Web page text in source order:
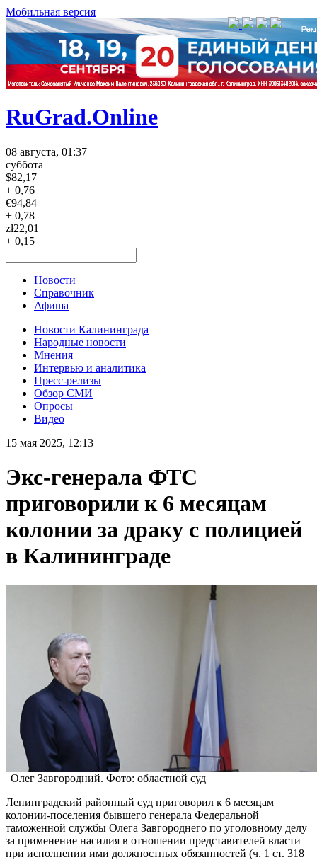
Мобильная версия
RuGrad.Online
08 августа, 01:37
суббота
$82,17
+ 0,76
€94,84
+ 0,78
zł22,01
+ 0,15
Новости
Справочник
Афиша
Новости Калининграда
Народные новости
Мнения
Интервью и аналитика
Пресс-релизы
Обзор СМИ
Опросы
Видео
15 мая 2025, 12:13
Экс-генерала ФТС
приговорили к 6 месяцам
колонии за драку с полицией
в Калининграде
Олег Завгородний. Фото: областной суд
Ленинградский районный суд приговорил к 6 месяцам
колонии-поселения бывшего генерала Федеральной
таможенной службы Олега Завгороднего по уголовному делу
за применение насилия в отношении представителей власти
при исполнении ими должностных обязанностей (ч. 1 ст. 318